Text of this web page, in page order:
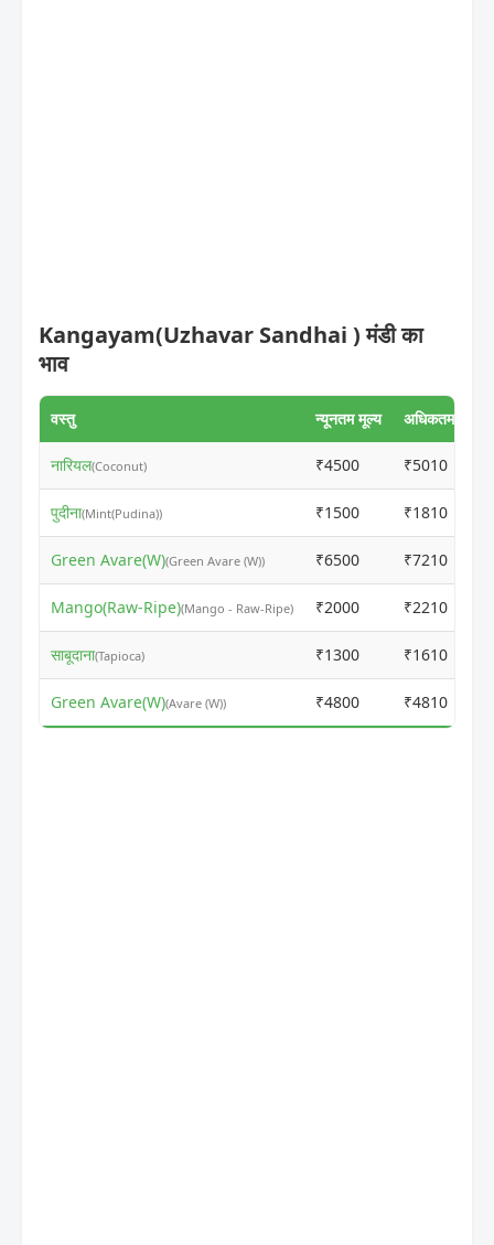
Kangayam(Uzhavar Sandhai ) मंडी का
भाव
वस्तु न्यूनतम मूल्य अधिकतम मूल्य
नारियल(Coconut) ₹4500 ₹5010
पुदीना(Mint(Pudina)) ₹1500 ₹1810
Green Avare(W)(Green Avare (W)) ₹6500 ₹7210
Mango(Raw-Ripe)(Mango - Raw-Ripe) ₹2000 ₹2210
साबूदाना(Tapioca) ₹1300 ₹1610
Green Avare(W)(Avare (W)) ₹4800 ₹4810